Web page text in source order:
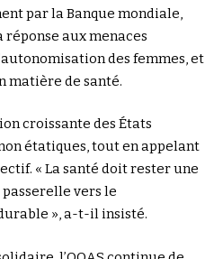
par la Banque mondiale,
aux menaces
des femmes, et
matière de santé.
croissante des États
étatiques, tout en appelant
« La santé doit rester une
vers le
», a-t-il insisté.